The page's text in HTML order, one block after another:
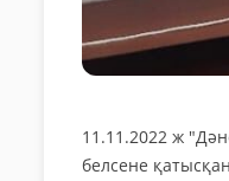
11.11.2022 ж
белсене